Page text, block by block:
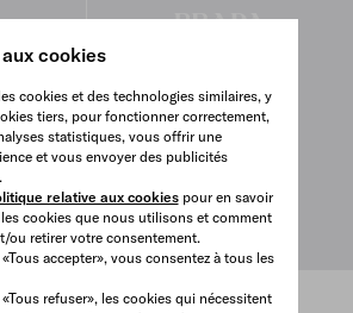
cookies
cookies et des technologies similaires, y
tiers, pour fonctionner correctement,
statistiques, vous offrir une
et vous envoyer des publicités
relative aux cookiespour en savoir
cookies que nous utilisons et comment
ou retirer votre consentement.
accepter», vous consentez à tous les
refuser», les cookies qui nécessitent
Sac en cuir Prada Explore